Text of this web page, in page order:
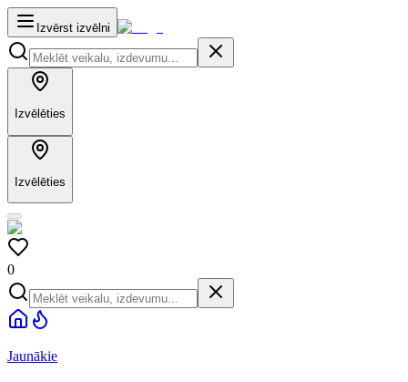
Izvērst izvēlni
Izvēlēties
Izvēlēties
0
Jaunākie